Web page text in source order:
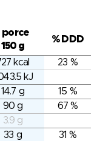
porce
150 g
% DDD
kcal
23 %
kJ
14.7 g
15 %
90 g
67 %
3.9 g
33 g
31 %